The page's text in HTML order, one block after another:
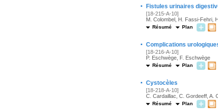
· Fistules urinaires
[18-215-A-10]
M. Colombel, H. Fassi-Fehri,
Résumé Plan
· Complications
[18-216-A-10]
P. Eschwège, F. Eschwège
Résumé Plan
· Cystocèles
[18-218-A-10]
C. Cardaillac, C. Gordeeff, A.
Résumé Plan